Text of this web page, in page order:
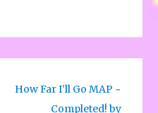
Next
How Far I’ll Go MAP ~
Completed! by